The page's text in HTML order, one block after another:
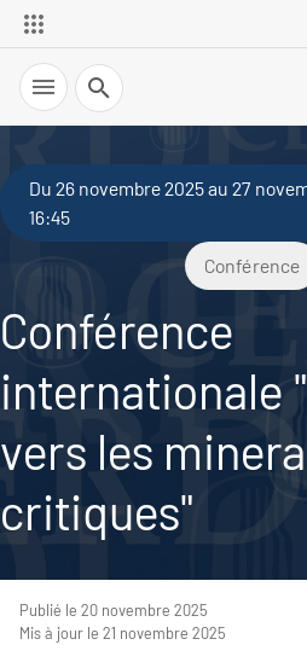
Recherche
Du 26 novembre 2025 au 27
16:45
Conférence
Conférence
internationale
vers les
critiques"
Publié le 20 novembre 2025
Mis à jour le 21 novembre 2025